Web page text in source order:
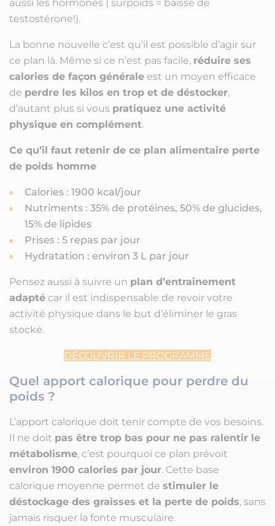
aussi les hormones ( surpoids = baisse de
testostérone!).
La bonne nouvelle c’est qu’il est possible d’agir sur
ce plan là. Même si ce n’est pas facile, réduire ses
calories de façon générale est un moyen efficace
de perdre les kilos en trop et de déstocker,
d’autant plus si vous pratiquez une activité
physique en complément.
Ce qu’il faut retenir de ce plan alimentaire perte
de poids homme
Calories : 1900 kcal/jour
Nutriments : 35% de protéines, 50% de glucides,
15% de lipides
Prises : 5 repas par jour
Hydratation : environ 3 L par jour
Pensez aussi à suivre un plan d’entrainement
adapté car il est indispensable de revoir votre
activité physique dans le but d’éliminer le gras
stocké.
DÉCOUVRIR LE PROGRAMME
Quel apport calorique pour perdre du
poids ?
L’apport calorique doit tenir compte de vos besoins.
Il ne doit pas être trop bas pour ne pas ralentir le
métabolisme, c’est pourquoi ce plan prévoit
environ 1900 calories par jour. Cette base
calorique moyenne permet de stimuler le
déstockage des graisses et la perte de poids, sans
jamais risquer la fonte musculaire.